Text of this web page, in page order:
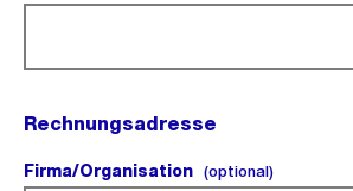
Rechnungsadresse
Firma/Organisation (optional)(optional).